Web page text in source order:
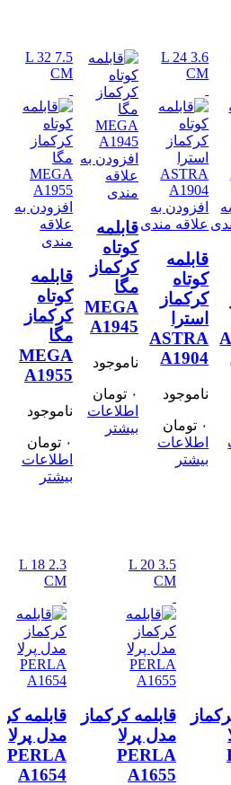
3.6 L
24
CM
افزودن به
علاقه مندی
قابلمه
کوتاه
کرکماز
استرا
ASTRA
A1904
ناموجود
۰ تومان
اطلاعات
بیشتر
افزودن به
علاقه
مندی
قابلمه
کوتاه
کرکماز
مگا
MEGA
A1945
ناموجود
۰ تومان
اطلاعات
بیشتر
7.5 L
32
CM
افزودن به
علاقه
مندی
قابلمه
کوتاه
کرکماز
مگا
MEGA
A1955
ناموجود
۰ تومان
اطلاعات
بیشتر
3.5 L
20
CM
قابلمه کرکماز
مدل پرلا
PERLA
A1655
2.3 L
18
CM
قابلمه
مدل پرلا
PERLA
A1654